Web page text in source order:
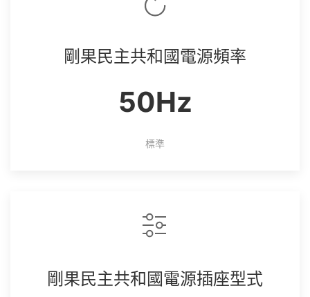
剛果民主共和國電源頻率
50Hz
標準
剛果民主共和國電源插座型式